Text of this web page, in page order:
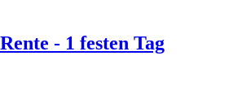
- 1 festen Tag